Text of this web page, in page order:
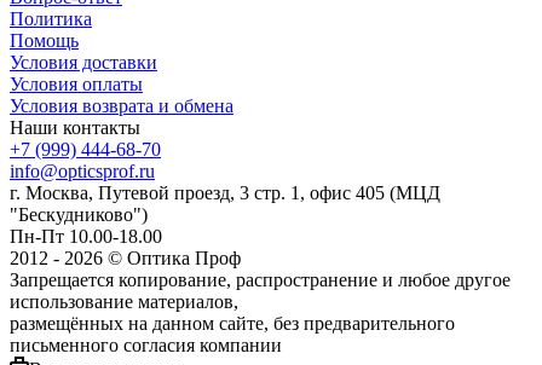
Политика
Помощь
Условия доставки
Условия оплаты
Условия возврата и обмена
Наши контакты
+7 (999) 444-68-70
info@opticsprof.ru
г. Москва, Путевой проезд, 3 стр. 1, офис 405 (МЦД
"Бескудниково")
Пн-Пт 10.00-18.00
2012 - 2026 © Оптика Проф
Запрещается копирование, распространение и любое другое
использование материалов,
размещённых на данном сайте, без предварительного
письменного согласия компании